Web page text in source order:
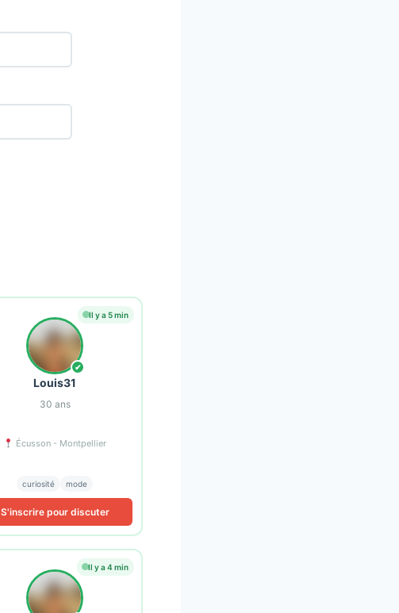
Il y a 5 min
✔
Louis31
30 ans
Écusson - Montpellier
curiosité mode
S'inscrire pour discuter
Il y a 4 min